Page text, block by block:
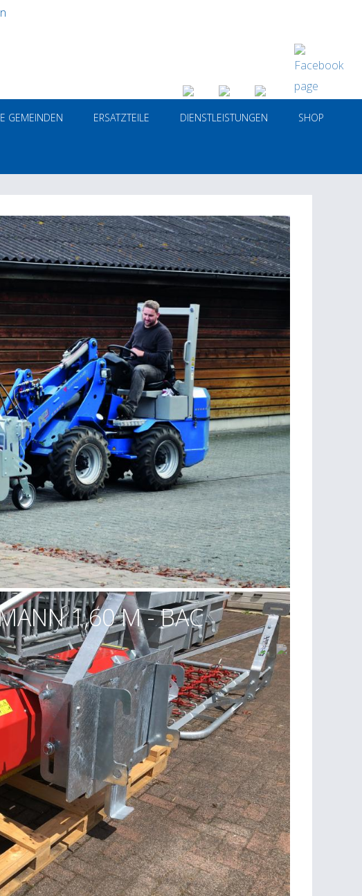
GEMEINDEN ERSATZTEILE DIENSTLEISTUNGEN SHOP
1,60 M - BAC
OU CHARGEUR
links
——— ab
Sind Sie daran interessiert?
Für weitere Informationen kontaktieren Sie
uns bitte.
per Telefon
0032 87 44 61 94
per E-mail :
RAYMOND@SCHMETZSA.BE
Hinterlassen Sie Ihre Telefonnummer: